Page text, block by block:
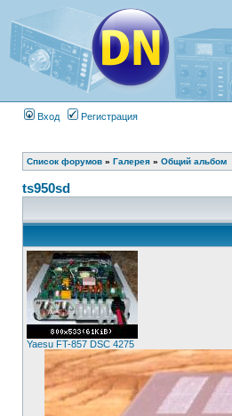
Вход Регистрация
Список форумов » Галерея » Общий альбом
ts950sd
Yaesu FT-857 DSC 4275